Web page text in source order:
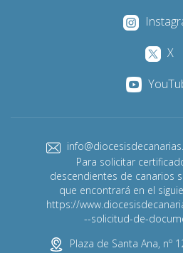
X
Para solicitar
descendientes de canarios
que encontrará en el
https://
--solicitud-de-
Plaza de Santa Ana, nº